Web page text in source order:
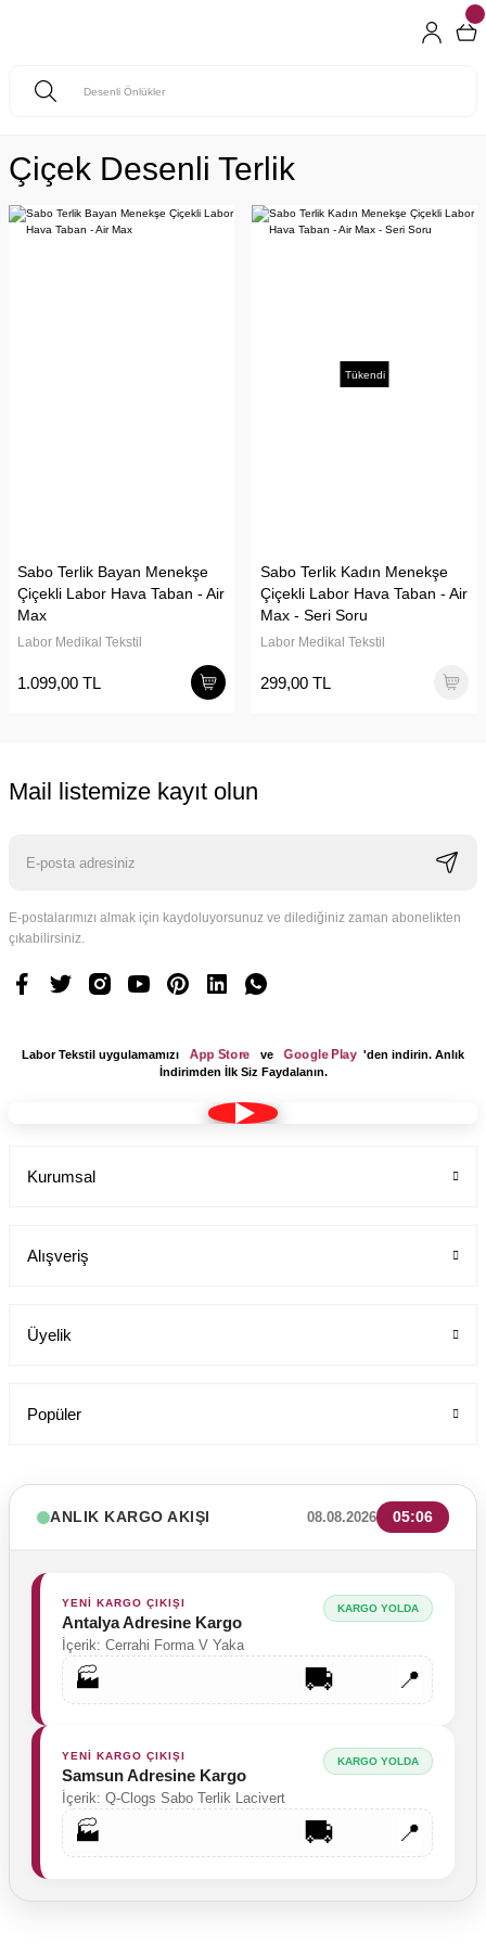
Çiçek Desenli Terlik
Sabo Terlik Bayan Menekşe
Çiçekli Labor Hava Taban - Air
Max
Labor Medikal Tekstil
1.099,00 TL
Tükendi
Sabo Terlik Kadın Menekşe
Çiçekli Labor Hava Taban - Air
Max - Seri Soru
Labor Medikal Tekstil
299,00 TL
Mail listemize kayıt olun
E-postalarımızı almak için kaydoluyorsunuz ve dilediğiniz zaman abonelikten
çıkabilirsiniz.
Labor Tekstil uygulamamızı App Store ve Google Play
'den indirin. Anlık
İndirimden İlk Siz Faydalanın.
Kurumsal
Alışveriş
Üyelik
Popüler
ANLIK KARGO AKIŞI 08.08.2026 05:06
YENİ KARGO ÇIKIŞI
Antalya Adresine Kargo
İçerik: Cerrahi Forma V Yaka
KARGO YOLDA
🏭 🚚 📍
YENİ KARGO ÇIKIŞI
Samsun Adresine Kargo
İçerik: Q-Clogs Sabo Terlik Lacivert
KARGO YOLDA
🏭 🚚 📍